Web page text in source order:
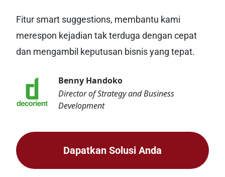
Fitur smart suggestions, membantu kami
merespon kejadian tak terduga dengan cepat
dan mengambil keputusan bisnis yang tepat.
Benny Handoko
Director of Strategy and Business
Development
Dapatkan Solusi Anda